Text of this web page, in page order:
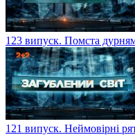
123 випуск. Помста
121 випуск. Неймовірні